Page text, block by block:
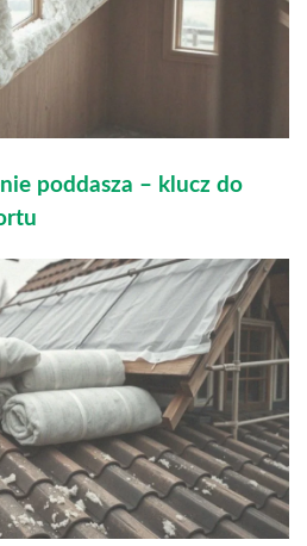
poddasza – klucz do